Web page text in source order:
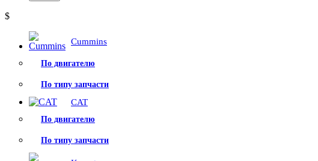
$
Cummins
По двигателю
По типу запчасти
CAT
По двигателю
По типу запчасти